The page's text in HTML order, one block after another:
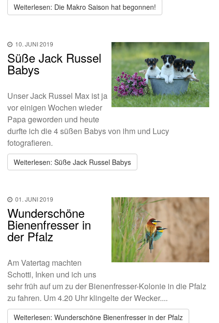
Weiterlesen: Die Makro Saison hat begonnen!
10. JUNI 2019
Süße Jack Russel
Babys
Unser Jack Russel Max ist ja
vor einigen Wochen wieder
Papa geworden und heute
durfte ich die 4 süßen Babys von ihm und Lucy
fotografieren.
Weiterlesen: Süße Jack Russel Babys
01. JUNI 2019
Wunderschöne
Bienenfresser in
der Pfalz
Am Vatertag machten
Schotti, Inken und ich uns
sehr früh auf um zu der Bienenfresser-Kolonie in die Pfalz
zu fahren. Um 4.20 Uhr klingelte der Wecker....
Weiterlesen: Wunderschöne Bienenfresser in der Pfalz